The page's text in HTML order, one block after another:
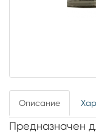
Описание
Предназначен